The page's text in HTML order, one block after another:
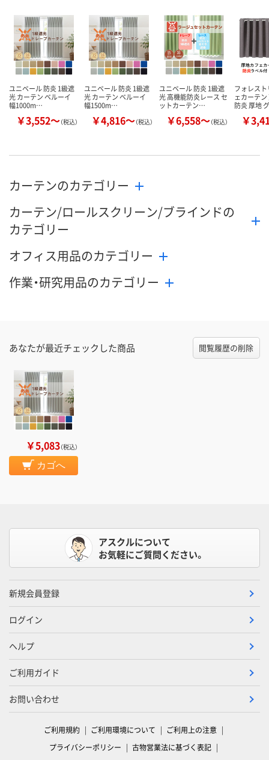
数量
カゴへ
数量
カゴへ
数量
カ
ユニベール 防炎 1級遮
光 カーテン ベルーイ
幅1000m…
￥3,552～（税込）
ユニベール 防炎 1級遮
光 カーテン ベルーイ
幅1500m…
￥4,816～（税込）
ユニベール 防炎 1級遮
光 高機能防炎レース セ
ットカーテン…
￥6,558～（税込）
フォレス
ェカーテ
防炎 厚地
￥
カーテンのカテゴリー
カーテン/ロールスクリーン/ブラインドの
カテゴリー
オフィス用品のカテゴリー
作業・研究用品のカテゴリー
あなたが最近チェックした商品 閲覧履歴の削除
￥5,083（税込）
カゴへ
アスクルについて
お気軽にご質問ください。
新規会員登録
ログイン
ヘルプ
ご利用ガイド
お問い合わせ
ご利用規約 ご利用環境について
ご利用上の注意
プライバシーポリシー
古物営業法に基づく表記